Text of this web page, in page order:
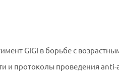
GIGI в борьбе с
и протоколы проведения anti-